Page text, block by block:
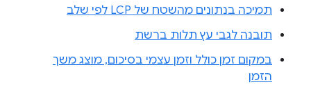
תמיכה בנתונים מהשטח של LCP לפי שלב
תובנה לגבי עץ תלות ברשת
במקום זמן כולל וזמן עצמי בסיכום, מוצג משך
הזמן